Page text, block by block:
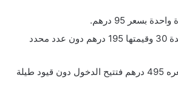
بسعر 95 درهم.
واخرى صالحة لمدة 30 وقيمتها 195 درهم دون عدد محدد
الموسم كامل سعره 495 درهم فتتيح الدخول دون قيود طيلة